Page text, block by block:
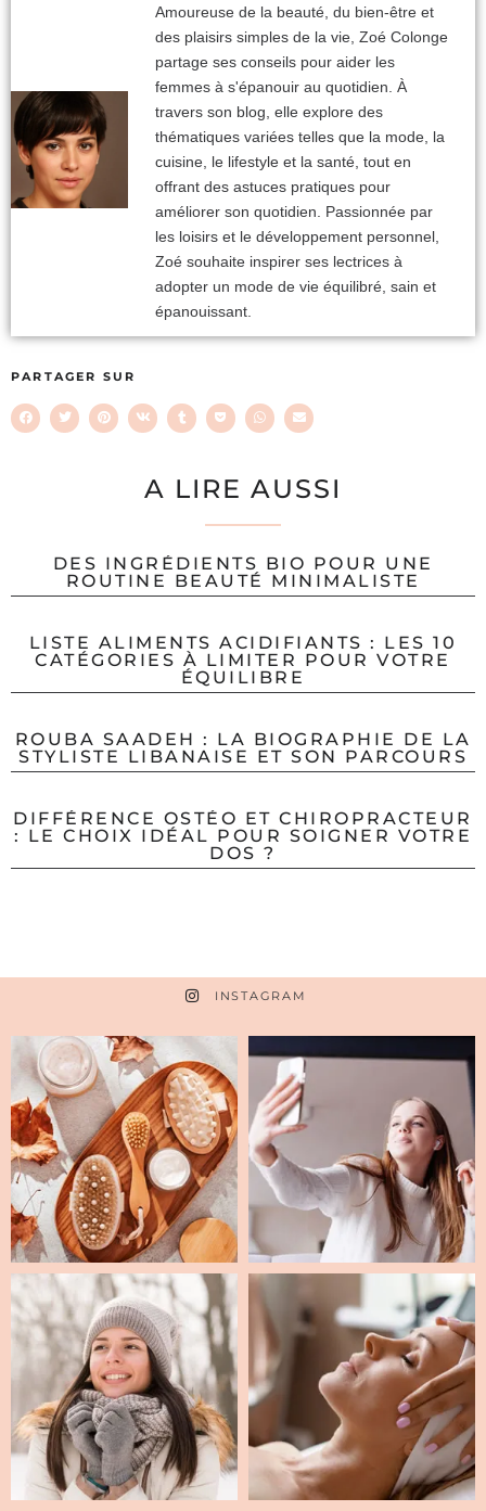
Amoureuse de la beauté, du bien-être et
des plaisirs simples de la vie, Zoé Colonge
partage ses conseils pour aider les
femmes à s'épanouir au quotidien. À
travers son blog, elle explore des
thématiques variées telles que la mode, la
cuisine, le lifestyle et la santé, tout en
offrant des astuces pratiques pour
améliorer son quotidien. Passionnée par
les loisirs et le développement personnel,
Zoé souhaite inspirer ses lectrices à
adopter un mode de vie équilibré, sain et
épanouissant.
PARTAGER SUR
A LIRE AUSSI
DES INGRÉDIENTS BIO POUR UNE
ROUTINE BEAUTÉ MINIMALISTE
LISTE ALIMENTS ACIDIFIANTS : LES 10
CATÉGORIES À LIMITER POUR VOTRE
ÉQUILIBRE
ROUBA SAADEH : LA BIOGRAPHIE DE LA
STYLISTE LIBANAISE ET SON PARCOURS
DIFFÉRENCE OSTÉO ET CHIROPRACTEUR
: LE CHOIX IDÉAL POUR SOIGNER VOTRE
DOS ?
INSTAGRAM